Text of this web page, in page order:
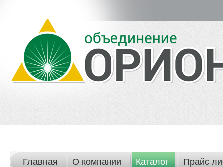
Главная О компании Каталог Прайс